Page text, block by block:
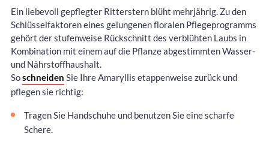
Ein liebevoll gepflegter Ritterstern blüht mehrjährig. Zu den
Schlüsselfaktoren eines gelungenen floralen Pflegeprogramms
gehört der stufenweise Rückschnitt des verblühten Laubs in
Kombination mit einem auf die Pflanze abgestimmten Wasser-
und Nährstoffhaushalt.
Soschneiden Sie Ihre Amaryllis etappenweise zurück und
pflegen sie richtig:
Tragen Sie Handschuhe und benutzen Sie eine scharfe
Schere.